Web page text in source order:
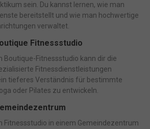
sein. Du kannst lernen, wie man
bereitstellt und wie man hochwertige
verwaltet.
Fitnessstudio
Boutique-Fitnessstudio kann dir die
Fitnessdienstleistungen
tieferes Verständnis für bestimmte
oder Pilates zu entwickeln.
Fitnessstudio in einem Gemeindezentrum